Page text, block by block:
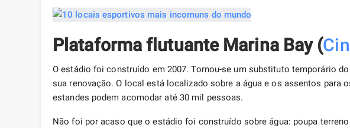
Plataforma flutuante Marina Bay (
O estádio foi construído em 2007. Tornou-se um substituto temporário
sua renovação. O local está localizado sobre a água e os assentos para
estandes podem acomodar até 30 mil pessoas.
Não foi por acaso que o estádio foi construído sobre água: poupa